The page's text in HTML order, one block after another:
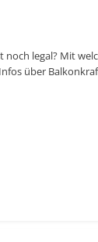
noch legal? Mit
über